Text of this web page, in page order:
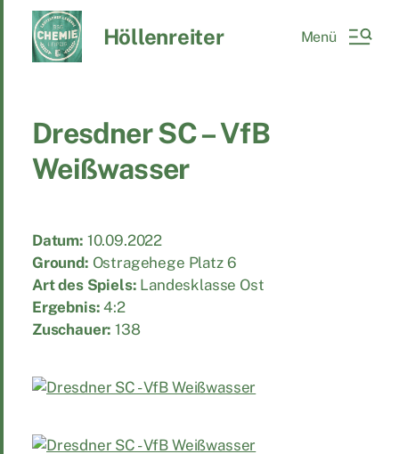
Höllenreiter Menü
Dresdner SC – VfB
Weißwasser
Datum: 10.09.2022
Ground: Ostragehege Platz 6
Art des Spiels: Landesklasse Ost
Ergebnis: 4:2
Zuschauer: 138